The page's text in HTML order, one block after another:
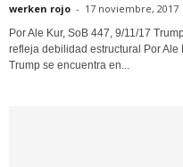
werken rojo - 17 noviembre, 2017
Por Ale Kur, SoB 447, 9/11/17
refleja debilidad estructural Por
Trump se encuentra en...